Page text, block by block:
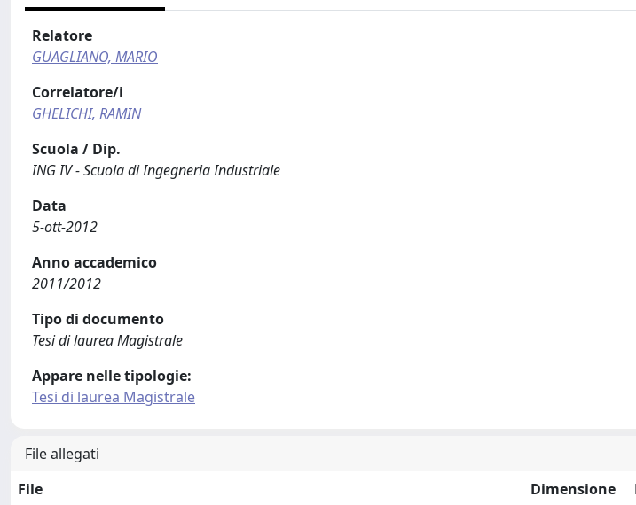
Relatore
GUAGLIANO, MARIO
Correlatore/i
GHELICHI, RAMIN
Scuola / Dip.
ING IV - Scuola di Ingegneria Industriale
Data
5-ott-2012
Anno accademico
2011/2012
Tipo di documento
Tesi di laurea Magistrale
Appare nelle tipologie:
Tesi di laurea Magistrale
File allegati
File
Dimensione